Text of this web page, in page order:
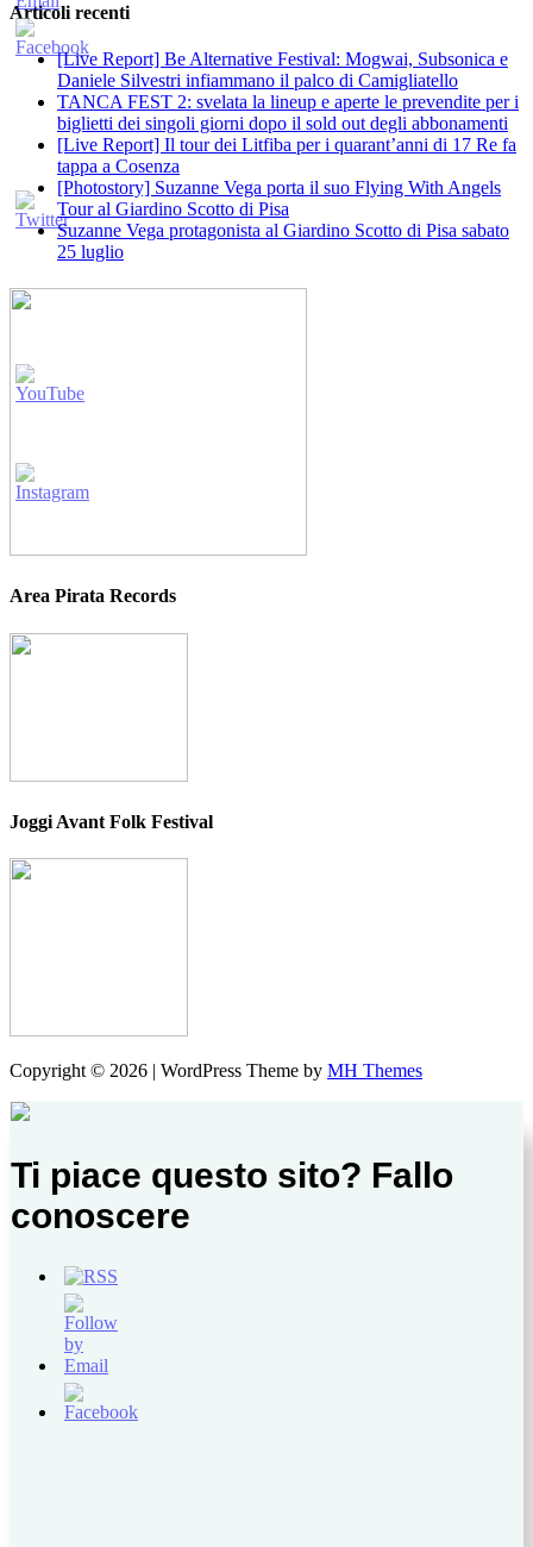
Articoli recenti
[Live Report] Be Alternative Festival: Mogwai, Subsonica e
Daniele Silvestri infiammano il palco di Camigliatello
TANCA FEST 2: svelata la lineup e aperte le prevendite per i
biglietti dei singoli giorni dopo il sold out degli abbonamenti
[Live Report] Il tour dei Litfiba per i quarant’anni di 17 Re fa
tappa a Cosenza
[Photostory] Suzanne Vega porta il suo Flying With Angels
Tour al Giardino Scotto di Pisa
Suzanne Vega protagonista al Giardino Scotto di Pisa sabato
25 luglio
Area Pirata Records
Joggi Avant Folk Festival
Copyright © 2026 | WordPress Theme by MH Themes
Ti piace questo sito? Fallo
conoscere